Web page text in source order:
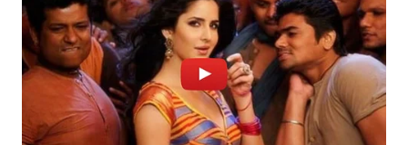
DEPOK
WN
TAPANULI
UTARA